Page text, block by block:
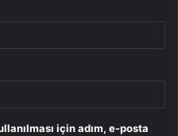
için adım, e-posta